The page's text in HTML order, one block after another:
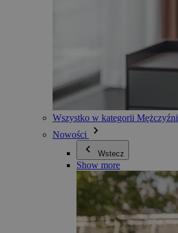
Wszystko w kategorii Mężczyźni
Nowości
Wstecz
Show more